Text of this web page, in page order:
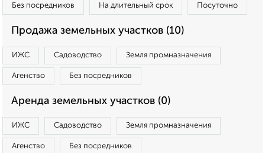
Без посредников На длительный срок Посуточно
Продажа земельных участков (10)
ИЖС Садоводство Земля промназначения
Агенство Без посредников
Аренда земельных участков (0)
ИЖС Садоводство Земля промназначения
Агенство Без посредников